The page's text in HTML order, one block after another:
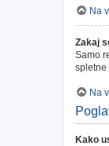
Na
Zakaj
Samo
spletne
Na
Kako